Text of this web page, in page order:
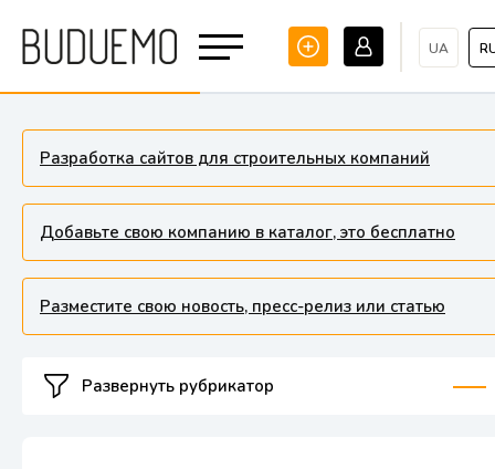
UA
Разработка сайтов для строительных компаний
Добавьте свою компанию в каталог, это бесплатно
Разместите свою новость, пресс-релиз или статью
Развернуть рубрикатор